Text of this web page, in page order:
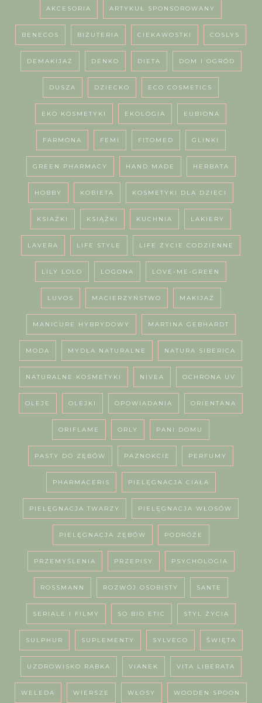
AKCESORIA ARTYKUŁ SPONSOROWANY
BENECOS BIŻUTERIA CIEKAWOSTKI COSLYS
DEMAKIJAŻ DENKO DIETA DOM I OGRÓD
DUSZA DZIECKO ECO COSMETICS
EKO KOSMETYKI EKOLOGIA EUBIONA
FARMONA FEMI FITOMED GLINKI
GREEN PHARMACY HAND MADE HERBATA
HOBBY KOBIETA KOSMETYKI DLA DZIECI
KSIAŻKI KSIĄŻKI KUCHNIA LAKIERY
LAVERA LIFE STYLE LIFE ŻYCIE CODZIENNE
LILY LOLO LOGONA LOVE-ME-GREEN
LUVOS MACIERZYŃSTWO MAKIJAŻ
MANICURE HYBRYDOWY MARTINA GEBHARDT
MODA MYDŁA NATURALNE NATURA SIBERICA
NATURALNE KOSMETYKI NIVEA OCHRONA UV
OLEJE OLEJKI OPOWIADANIA ORIENTANA
ORIFLAME ORLY PANI DOMU
PASTY DO ZĘBÓW PAZNOKCIE PERFUMY
PHARMACERIS PIELĘGNACJA CIAŁA
PIELĘGNACJA TWARZY PIELĘGNACJA WŁOSÓW
PIELĘGNACJA ZĘBÓW PODRÓŻE
PRZEMYŚLENIA PRZEPISY PSYCHOLOGIA
ROSSMANN ROZWÓJ OSOBISTY SANTE
SERIALE I FILMY SO BIO ETIC STYL ŻYCIA
SULPHUR SUPLEMENTY SYLVECO ŚWIĘTA
UZDROWISKO RABKA VIANEK VITA LIBERATA
WELEDA WIERSZE WŁOSY WOODEN SPOON